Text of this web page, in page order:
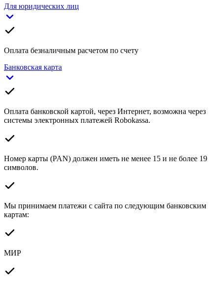
Для юридических лиц
Оплата безналичным расчетом по счету
Банковская карта
Оплата банковской картой, через Интернет, возможна через
системы электронных платежей Robokassa.
Номер карты (PAN) должен иметь не менее 15 и не более 19
символов.
Мы принимаем платежи с сайта по следующим банковским
картам:
МИР